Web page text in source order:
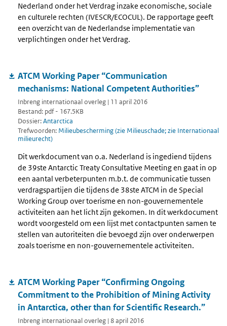
Nederland onder het Verdrag inzake economische, sociale
en culturele rechten (IVESCR/ECOCUL). De rapportage geeft
een overzicht van de Nederlandse implementatie van
verplichtingen onder het Verdrag.
ATCM Working Paper “Communication
mechanisms: National Competent Authorities”
Inbreng internationaal overleg | 11 april 2016
Bestand: pdf - 167.5KB
Dossier:Antarctica
Trefwoorden: Milieubescherming (zie Milieuschade; zie Internationaal
milieurecht)
Dit werkdocument van o.a. Nederland is ingediend tijdens
de 39ste Antarctic Treaty Consultative Meeting en gaat in op
een aantal verbeterpunten m.b.t. de communicatie tussen
verdragspartijen die tijdens de 38ste ATCM in de Special
Working Group over toerisme en non-gouvernementele
activiteiten aan het licht zijn gekomen. In dit werkdocument
wordt voorgesteld om een lijst met contactpunten samen te
stellen van autoriteiten die bevoegd zijn over onderwerpen
zoals toerisme en non-gouvernementele activiteiten.
ATCM Working Paper “Confirming Ongoing
Commitment to the Prohibition of Mining Activity
in Antarctica, other than for Scientific Research.”
Inbreng internationaal overleg | 8 april 2016